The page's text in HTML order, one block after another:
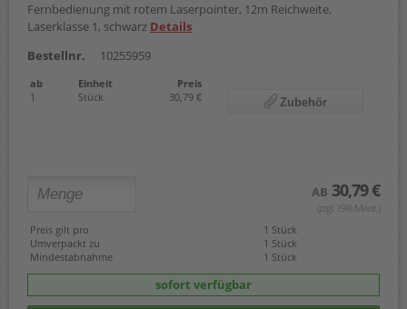
Fernbedienung mit rotem Laserpointer, 12m Reichweite,
Laserklasse 1, schwarz Details
Bestellnr.
10255959
ab Einheit
Preis
1
Stück 30,79 € Zubehör
AB 30,79 €
(zzgl. 19% Mwst.)
Preis gilt pro
1 Stück
Umverpackt zu
1 Stück
Mindestabnahme
1 Stück
sofort verfügbar